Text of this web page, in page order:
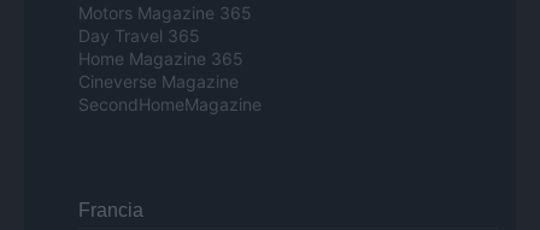
Motors Magazine 365
Day Travel 365
Home Magazine 365
Cineverse Magazine
SecondHomeMagazine
Francia